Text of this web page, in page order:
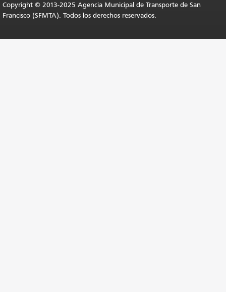
Copyright © 2013-2025 Agencia Municipal de Transporte de San
Francisco (SFMTA). Todos los derechos reservados.